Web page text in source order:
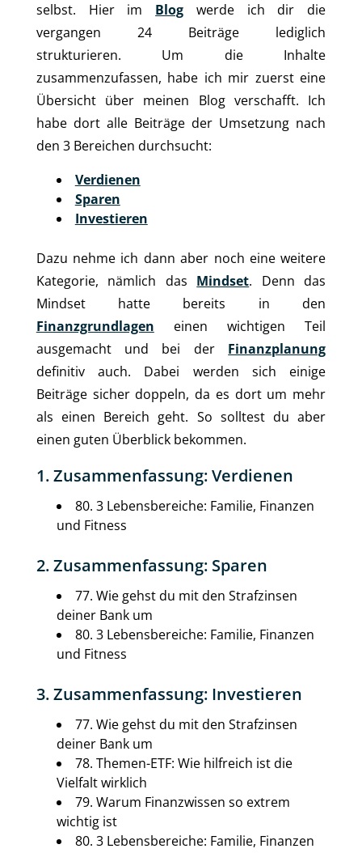
selbst. Hier im Blog werde ich dir die
vergangen 24 Beiträge lediglich
strukturieren. Um die Inhalte
zusammenzufassen, habe ich mir zuerst eine
Übersicht über meinen Blog verschafft. Ich
habe dort alle Beiträge der Umsetzung nach
den 3 Bereichen durchsucht:
Verdienen
Sparen
Investieren
Dazu nehme ich dann aber noch eine weitere
Kategorie, nämlich das Mindset. Denn das
Mindset hatte bereits in den
Finanzgrundlagen einen wichtigen Teil
ausgemacht und bei der Finanzplanung
definitiv auch. Dabei werden sich einige
Beiträge sicher doppeln, da es dort um mehr
als einen Bereich geht. So solltest du aber
einen guten Überblick bekommen.
1. Zusammenfassung: Verdienen
80. 3 Lebensbereiche: Familie, Finanzen
und Fitness
2. Zusammenfassung: Sparen
77. Wie gehst du mit den Strafzinsen
deiner Bank um
80. 3 Lebensbereiche: Familie, Finanzen
und Fitness
3. Zusammenfassung: Investieren
77. Wie gehst du mit den Strafzinsen
deiner Bank um
78. Themen-ETF: Wie hilfreich ist die
Vielfalt wirklich
79. Warum Finanzwissen so extrem
wichtig ist
80. 3 Lebensbereiche: Familie, Finanzen